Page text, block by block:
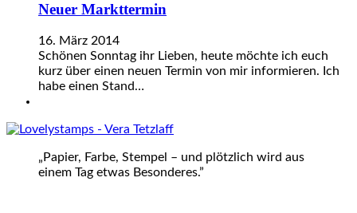
Neuer Markttermin
16. März 2014
Schönen Sonntag ihr Lieben, heute möchte ich euch
kurz über einen neuen Termin von mir informieren. Ich
habe einen Stand…
„Papier, Farbe, Stempel – und plötzlich wird aus
einem Tag etwas Besonderes.”